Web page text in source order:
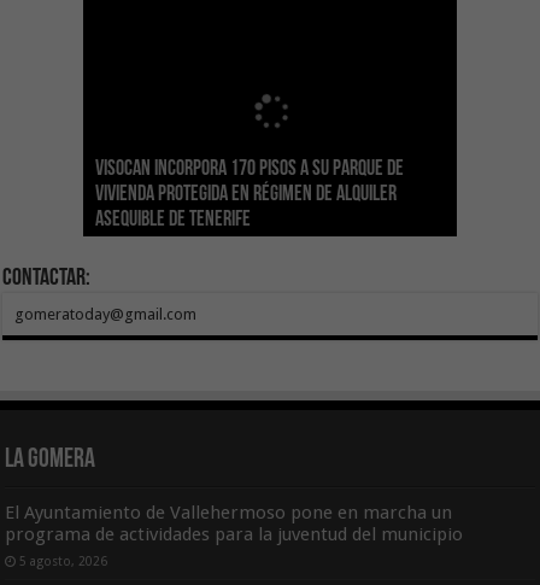
Visocan incorpora 170 pisos a su parque de
vivienda protegida en régimen de alquiler
asequible de Tenerife
Sanidad refuerza la capacidad diagnóstica de
los centros de salud con el impulso de la
ecografía clínica
El Gobierno de Canarias convoca el Concurso de
Sal Marina Agrocanarias 2026
Transición despliega un sistema fotovoltaico
autónomo en los edificios del Parque Nacional
del Teide
La ESSSCAN inicia la formación en primeros
auxilios para árbitros deportivos dentro del
Proyecto Ganar
El Gobierno de Canarias concede ayudas por
valor de 1,19M€ a las Cofradías de Pescadores
para sufragar sus gastos corrientes
Contactar:
gomeratoday@gmail.com
La Gomera
El Ayuntamiento de Vallehermoso pone en marcha un
programa de actividades para la juventud del municipio
5 agosto, 2026